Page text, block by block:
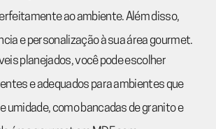
ao ambiente. Além disso,
e personalização à sua área gourmet.
planejados, você pode escolher
e adequados para ambientes que
umidade, como bancadas de granito e